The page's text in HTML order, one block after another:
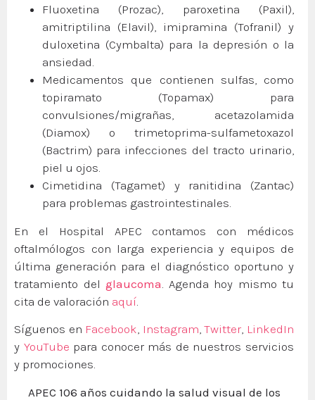
Fluoxetina (Prozac), paroxetina (Paxil),
amitriptilina (Elavil), imipramina (Tofranil) y
duloxetina (Cymbalta) para la depresión o la
ansiedad.
Medicamentos que contienen sulfas, como
topiramato (Topamax) para
convulsiones/migrañas, acetazolamida
(Diamox) o trimetoprima-sulfametoxazol
(Bactrim) para infecciones del tracto urinario,
piel u ojos.
Cimetidina (Tagamet) y ranitidina (Zantac)
para problemas gastrointestinales.
En el Hospital APEC contamos con médicos
oftalmólogos con larga experiencia y equipos de
última generación para el diagnóstico oportuno y
tratamiento del glaucoma . Agenda hoy mismo tu
cita de valoración aquí
Síguenos en Facebook, Instagram,Twitter, LinkedIn
y YouTube para conocer más de nuestros servicios
y promociones.
APEC 106 años cuidando la salud visual de los